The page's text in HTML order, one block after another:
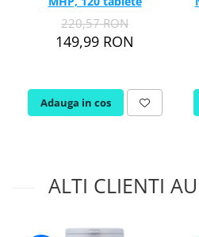
220,57 RON
149,99 RON
Adauga in cos
ALTI CLIENTI